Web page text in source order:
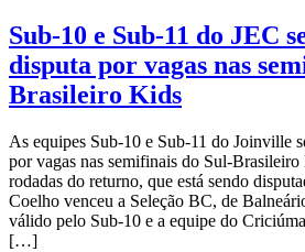
Sub-10 e Sub-11 do JEC
disputa por vagas nas
Brasileiro Kids
As equipes Sub-10 e Sub-11 do Joinville
por vagas nas semifinais do Sul-
rodadas do returno, que está sendo
Coelho venceu a Seleção BC, de
válido pelo Sub-10 e a equipe do
[…]